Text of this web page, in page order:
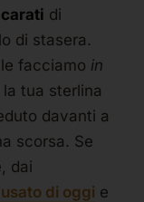
di
di stasera.
facciamo in
tua sterlina
davanti a
scorsa. Se
dai
di oggi e